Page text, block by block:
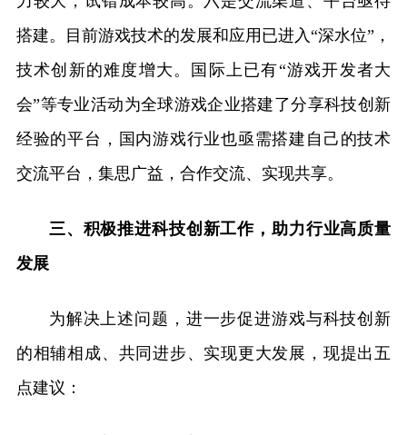
搭建。目前游戏技术的发展和应用已进入“深水位”，
技术创新的难度增大。国际上已有“游戏开发者大
会”等专业活动为全球游戏企业搭建了分享科技创新
经验的平台，国内游戏行业也亟需搭建自己的技术
交流平台，集思广益，合作交流、实现共享。
三、积极推进科技创新工作，助力行业高质量
发展
为解决上述问题，进一步促进游戏与科技创新
的相辅相成、共同进步、实现更大发展，现提出五
点建议：